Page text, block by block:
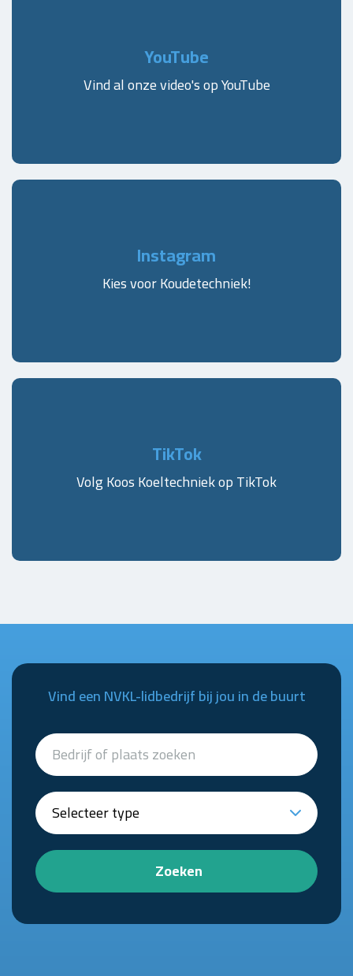
YouTube
Vind al onze video's op YouTube
Instagram
Kies voor Koudetechniek!
TikTok
Volg Koos Koeltechniek op TikTok
Vind een NVKL-lidbedrijf bij jou in de buurt
Zoeken